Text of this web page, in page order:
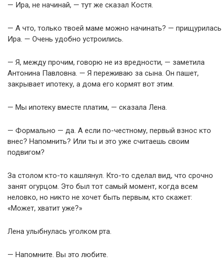
— Ира, не начинай, — тут же сказал Костя.
— А что, только твоей маме можно начинать? — прищурилась
Ира. — Очень удобно устроились.
— Я, между прочим, говорю не из вредности, — заметила
Антонина Павловна. — Я переживаю за сына. Он пашет,
закрывает ипотеку, а дома его кормят вот этим.
— Мы ипотеку вместе платим, — сказала Лена.
— Формально — да. А если по-честному, первый взнос кто
внес? Напомнить? Или ты и это уже считаешь своим
подвигом?
За столом кто-то кашлянул. Кто-то сделал вид, что срочно
занят огурцом. Это был тот самый момент, когда всем
неловко, но никто не хочет быть первым, кто скажет:
«Может, хватит уже?»
Лена улыбнулась уголком рта.
— Напомните. Вы это любите.